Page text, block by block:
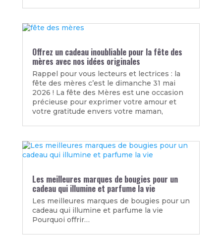
Offrez un cadeau inoubliable pour la fête des
mères avec nos idées originales
Rappel pour vous lecteurs et lectrices : la
fête des mères c’est le dimanche 31 mai
2026 ! La fête des Mères est une occasion
précieuse pour exprimer votre amour et
votre gratitude envers votre maman,
Les meilleures marques de bougies pour un
cadeau qui illumine et parfume la vie
Les meilleures marques de bougies pour un
cadeau qui illumine et parfume la vie
Pourquoi offrir…